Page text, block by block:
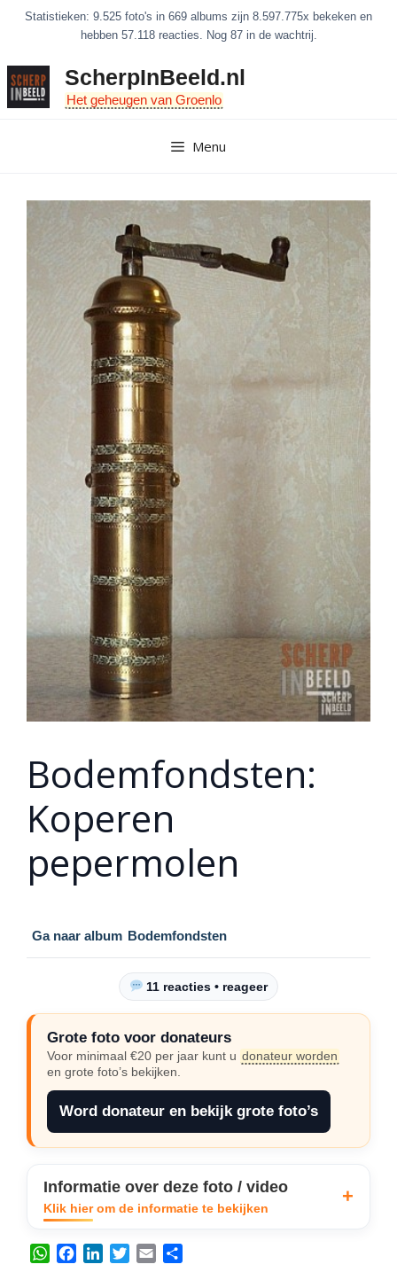
inhoud
Statistieken: 9.525 foto's in 669 albums zijn 8.597.775x bekeken en
hebben 57.118 reacties. Nog 87 in de wachtrij.
ScherpInBeeld.nl
Het geheugen van Groenlo
Menu
Bodemfondsten:
Koperen
pepermolen
Ga naar album Bodemfondsten
11 reacties • reageer
Grote foto voor donateurs
Voor minimaal €20 per jaar kunt u donateur worden
en grote foto’s bekijken.
Word donateur en bekijk grote foto’s
Informatie over deze foto / video
Klik hier om de informatie te bekijken
W